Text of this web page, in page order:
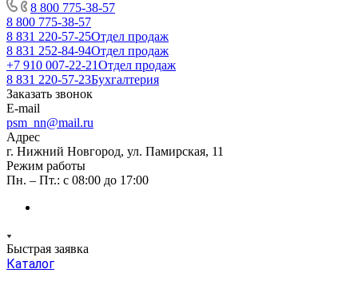
8 800 775-38-57
8 800 775-38-57
8 831 220-57-25Отдел продаж
8 831 252-84-94Отдел продаж
+7 910 007-22-21Отдел продаж
8 831 220-57-23Бухгалтерия
Заказать звонок
E-mail
psm_nn@mail.ru
Адрес
г. Нижний Новгород, ул. Памирская, 11
Режим работы
Пн. – Пт.: с 08:00 до 17:00
Быстрая заявка
Каталог